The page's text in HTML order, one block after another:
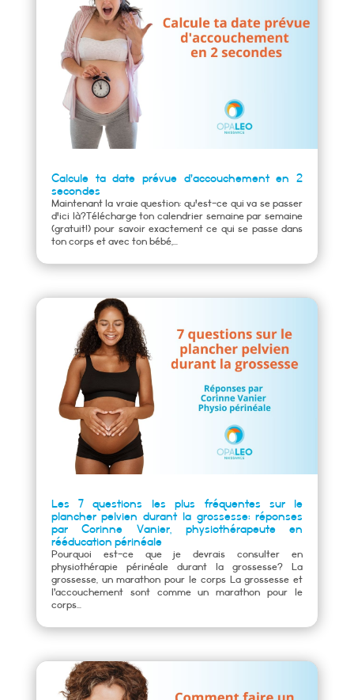
Calcule ta date prévue d’accouchement en 2
secondes
Maintenant la vraie question: qu'est-ce qui va se passer
d'ici là?Télécharge ton calendrier semaine par semaine
(gratuit!) pour savoir exactement ce qui se passe dans
ton corps et avec ton bébé,...
Les 7 questions les plus fréquentes sur le
plancher pelvien durant la grossesse: réponses
par Corinne Vanier, physiothérapeute en
rééducation périnéale
Pourquoi est-ce que je devrais consulter en
physiothérapie périnéale durant la grossesse? La
grossesse, un marathon pour le corps La grossesse et
l’accouchement sont comme un marathon pour le
corps...